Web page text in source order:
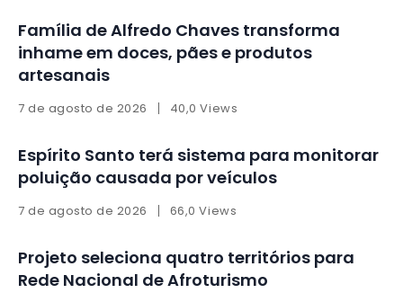
Família de Alfredo Chaves transforma
inhame em doces, pães e produtos
artesanais
7 de agosto de 2026 40,0 Views
Espírito Santo terá sistema para monitorar
poluição causada por veículos
7 de agosto de 2026 66,0 Views
Projeto seleciona quatro territórios para
Rede Nacional de Afroturismo